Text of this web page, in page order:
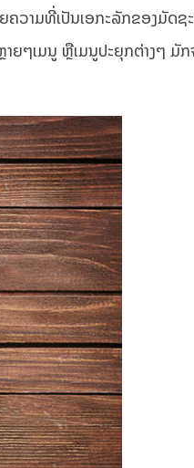
ຄວາມທີ່ເປັນເອກະລັກຂອງມັດ
ຍໆເມນູ ຫຼືເມນູປະຍຸກຕ່າງໆ ມັ